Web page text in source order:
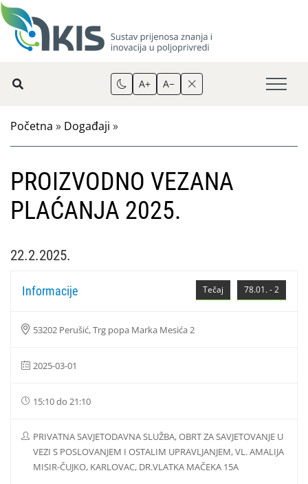
A+ A−
Početna » Događaji »
PROIZVODNO VEZANA
PLAĆANJA 2025.
22.2.2025.
78.01. - 2
Tečaj
Informacije
53202 Perušić, Trg popa Marka Mesića 2
2025-03-01
15:10 do 21:10
PRIVATNA SAVJETODAVNA SLUŽBA, OBRT ZA SAVJETOVANJE U
VEZI S POSLOVANJEM I OSTALIM UPRAVLJANJEM, VL. AMALIJA
MISIR-ČUJKO, KARLOVAC, DR.VLATKA MAČEKA 15A